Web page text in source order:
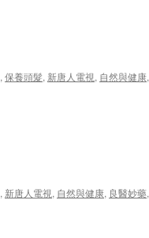
, 保養頭髮, 新唐人電視, 自然與健康,
, 新唐人電視, 自然與健康, 良醫妙藥,